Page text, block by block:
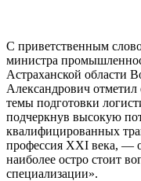
С приветственным
министра
Астраханской области
Александрович отметил
темы подготовки
подчеркнув высокую
квалифицированных
профессия XXI века, —
наиболее остро стоит
специализации».